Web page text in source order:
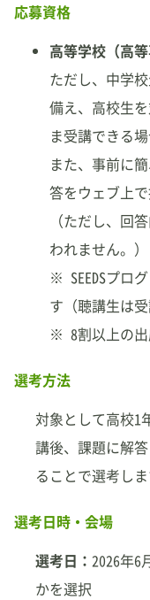
応募資格
高等学校（高
ただし、中学
備え、高校生
ま受講できる
また、事前に
答をウェブ上
（ただし、回
われません。）
※ SEEDSプロ
す（聴講生は
※ 8割以上の出
選考方法
対象として高校1
講後、課題に解
ることで選考しま
選考日時・会場
選考日： 2026年6
かを選択